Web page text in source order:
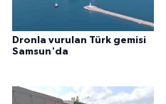
Dronla vurulan Türk gemisi
Samsun'da